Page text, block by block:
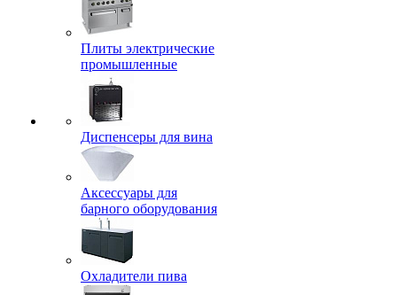
Плиты электрические
промышленные
Диспенсеры для вина
Аксессуары для
барного оборудования
Охладители пива